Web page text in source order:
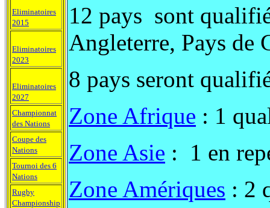
Eliminatoires
2015
Eliminatoires
2023
Eliminatoires
2027
Championnat
des Nations
Coupe des
Nations
Tournoi des 6
Nations
Rugby
Championship
12 pays sont
Angleterre, Pays de
8 pays seront
Zone Afrique : 1
Zone Asie : 1 en
Zone Amériques : 2